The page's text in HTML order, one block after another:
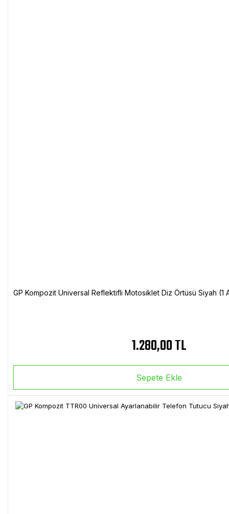
GP Kompozit Universal Reflektifli Motosiklet Diz Örtüsü Siyah
1.280,00 TL
Sepete Ekle